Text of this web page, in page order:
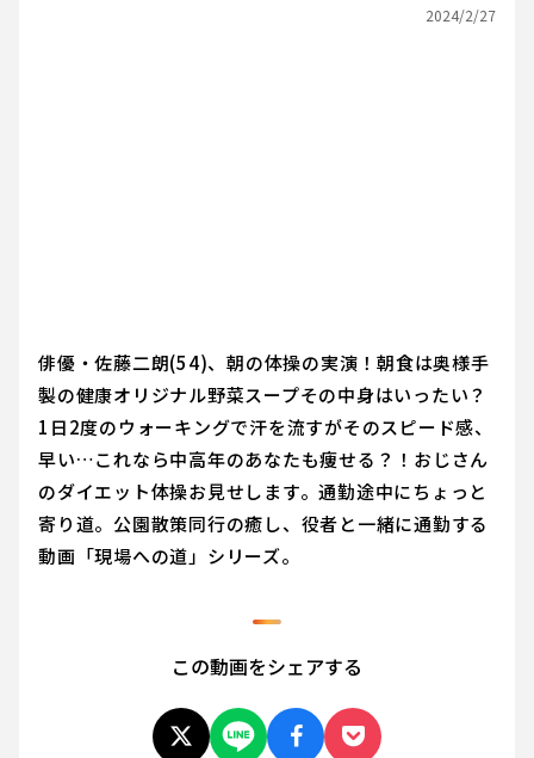
2024/2/27
俳優・佐藤二朗(54)、朝の体操の実演！朝食は奥様手
製の健康オリジナル野菜スープその中身はいったい？
1日2度のウォーキングで汗を流すがそのスピード感、
早い…これなら中高年のあなたも痩せる？！おじさん
のダイエット体操お見せします。通勤途中にちょっと
寄り道。公園散策同行の癒し、役者と一緒に通勤する
動画「現場への道」シリーズ。
この動画をシェアする